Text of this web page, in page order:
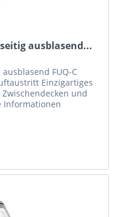
ausblasend...
FUQ-C
Einzigartiges
und
Informationen